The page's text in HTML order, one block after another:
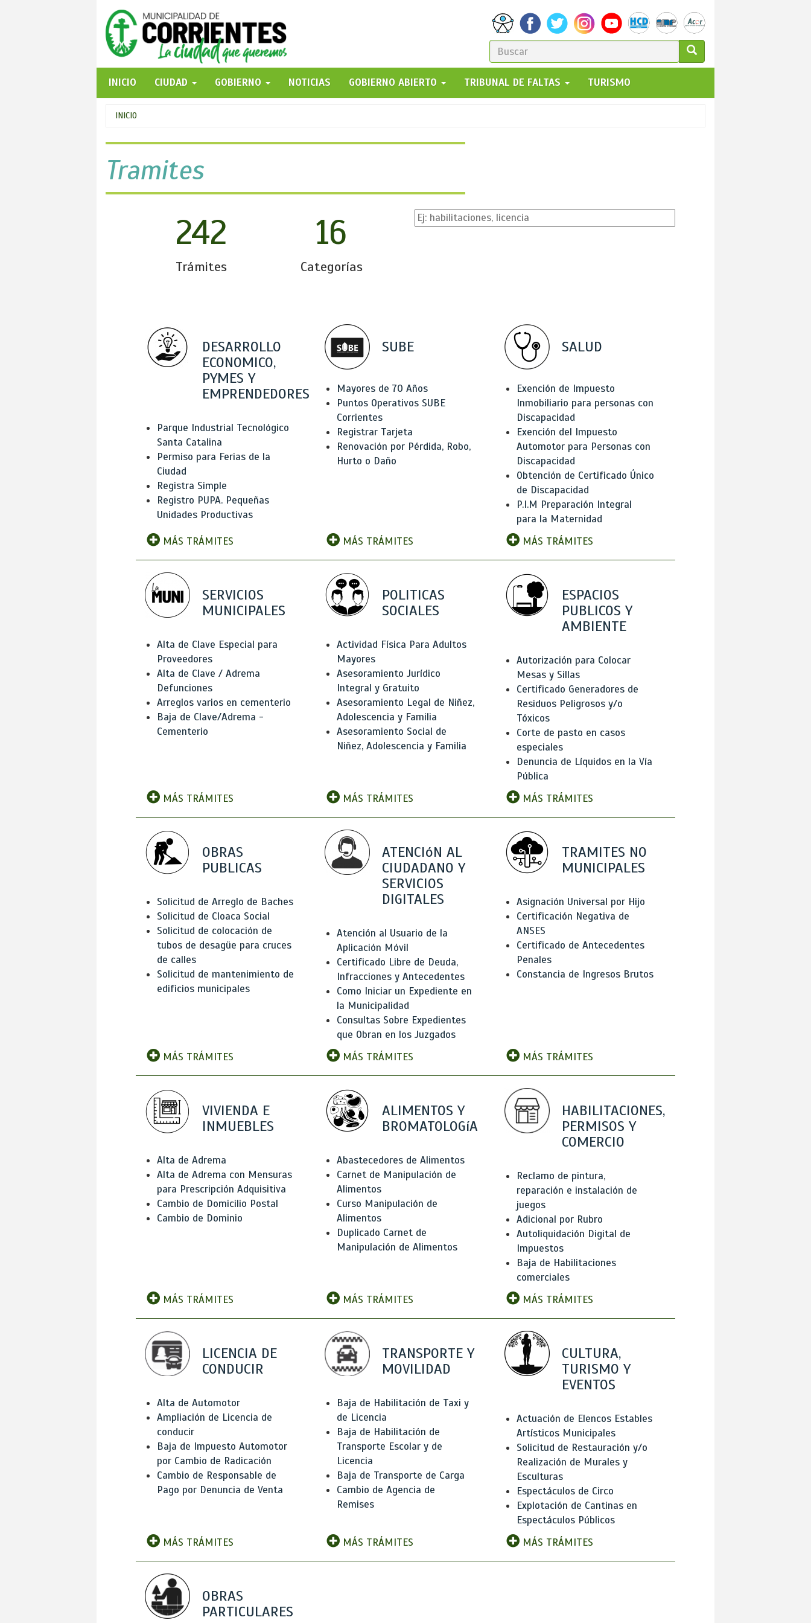
FORMULARIO
DE
BÚSQUEDA
GO!
INICIO
CIUDAD GOBIERNO NOTICIAS GOBIERNO ABIERTO TRIBUNAL DE FALTAS TURISMO
Se
encuentra
usted
aquí
INICIO
Tramites
242
Trámites
16
Categorías
DESARROLLO
ECONOMICO,
PYMES Y
EMPRENDEDORES
Parque Industrial Tecnológico
Santa Catalina
Permiso para Ferias de la
Ciudad
Registra Simple
Registro PUPA. Pequeñas
Unidades Productivas
MÁS TRÁMITES
SUBE
Mayores de 70 Años
Puntos Operativos SUBE
Corrientes
Registrar Tarjeta
Renovación por Pérdida, Robo,
Hurto o Daño
MÁS TRÁMITES
SALUD
Exención de Impuesto
Inmobiliario para personas con
Discapacidad
Exención del Impuesto
Automotor para Personas con
Discapacidad
Obtención de Certificado Único
de Discapacidad
P.I.M Preparación Integral
para la Maternidad
MÁS TRÁMITES
SERVICIOS
MUNICIPALES
Alta de Clave Especial para
Proveedores
Alta de Clave / Adrema
Defunciones
Arreglos varios en cementerio
Baja de Clave/Adrema -
Cementerio
MÁS TRÁMITES
POLITICAS
SOCIALES
Actividad Física Para Adultos
Mayores
Asesoramiento Jurídico
Integral y Gratuito
Asesoramiento Legal de Niñez,
Adolescencia y Familia
Asesoramiento Social de
Niñez, Adolescencia y Familia
MÁS TRÁMITES
ESPACIOS
PUBLICOS Y
AMBIENTE
Autorización para Colocar
Mesas y Sillas
Certificado Generadores de
Residuos Peligrosos y/o
Tóxicos
Corte de pasto en casos
especiales
Denuncia de Líquidos en la Vía
Pública
MÁS TRÁMITES
OBRAS
PUBLICAS
Solicitud de Arreglo de Baches
Solicitud de Cloaca Social
Solicitud de colocación de
tubos de desagüe para cruces
de calles
Solicitud de mantenimiento de
edificios municipales
MÁS TRÁMITES
ATENCIóN AL
CIUDADANO Y
SERVICIOS
DIGITALES
Atención al Usuario de la
Aplicación Móvil
Certificado Libre de Deuda,
Infracciones y Antecedentes
Como Iniciar un Expediente en
la Municipalidad
Consultas Sobre Expedientes
que Obran en los Juzgados
MÁS TRÁMITES
TRAMITES NO
MUNICIPALES
Asignación Universal por Hijo
Certificación Negativa de
ANSES
Certificado de Antecedentes
Penales
Constancia de Ingresos Brutos
MÁS TRÁMITES
VIVIENDA E
INMUEBLES
Alta de Adrema
Alta de Adrema con Mensuras
para Prescripción Adquisitiva
Cambio de Domicilio Postal
Cambio de Dominio
MÁS TRÁMITES
ALIMENTOS Y
BROMATOLOGíA
Abastecedores de Alimentos
Carnet de Manipulación de
Alimentos
Curso Manipulación de
Alimentos
Duplicado Carnet de
Manipulación de Alimentos
MÁS TRÁMITES
HABILITACIONES,
PERMISOS Y
COMERCIO
Reclamo de pintura,
reparación e instalación de
juegos
Adicional por Rubro
Autoliquidación Digital de
Impuestos
Baja de Habilitaciones
comerciales
MÁS TRÁMITES
LICENCIA DE
CONDUCIR
Alta de Automotor
Ampliación de Licencia de
conducir
Baja de Impuesto Automotor
por Cambio de Radicación
Cambio de Responsable de
Pago por Denuncia de Venta
MÁS TRÁMITES
TRANSPORTE Y
MOVILIDAD
Baja de Habilitación de Taxi y
de Licencia
Baja de Habilitación de
Transporte Escolar y de
Licencia
Baja de Transporte de Carga
Cambio de Agencia de
Remises
MÁS TRÁMITES
CULTURA,
TURISMO Y
EVENTOS
Actuación de Elencos Estables
Artísticos Municipales
Solicitud de Restauración y/o
Realización de Murales y
Esculturas
Espectáculos de Circo
Explotación de Cantinas en
Espectáculos Públicos
MÁS TRÁMITES
OBRAS
PARTICULARES